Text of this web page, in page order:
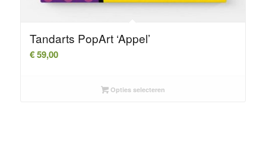
Tandarts PopArt ‘Appel’
€59,00
Opties selecteren